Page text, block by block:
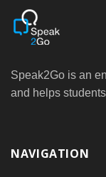
Speak2Go is an
and helps
NAVIGATION